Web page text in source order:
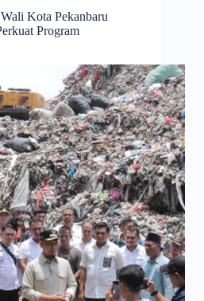
Kota Pekanbaru
Program